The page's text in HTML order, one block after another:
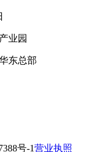
业园
东总部
号-1营业执照